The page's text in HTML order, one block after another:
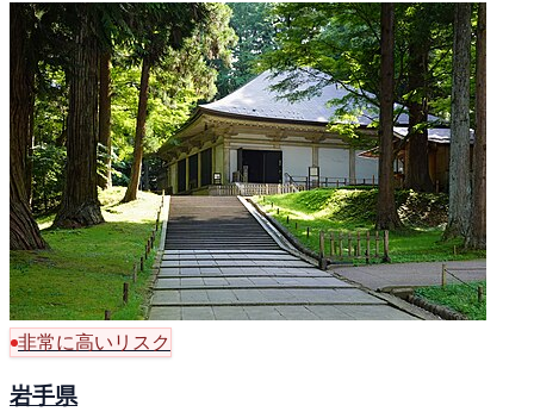
非常に高いリスク
岩手県